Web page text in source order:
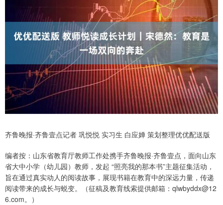
齐鲁晚报·齐鲁壹点记者 巩悦悦 实习生 白应婵 策划整理优优配送版
编者按：山东省教育厅教师工作处携手齐鲁晚报·齐鲁壹点，面向山东
省大中小学（幼儿园）教师，发起 “照亮我的那本书”主题征集活动，
旨在通过真实动人的阅读故事，展现书籍在教育中的深远力量，传递
阅读带来的成长与蜕变。（征稿及教育线索提供邮箱：qlwbyddx@12
6.com。）